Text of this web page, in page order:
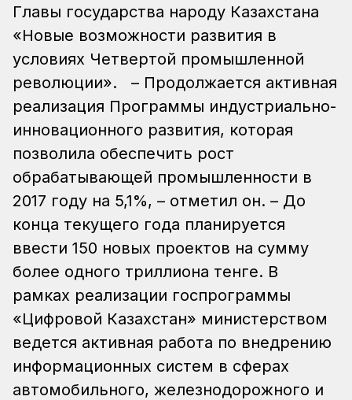
Главы государства народу Казахстана
«Новые возможности развития в
условиях Четвертой промышленной
революции».
– Продолжается активная
реализация Программы индустриально-
инновационного развития, которая
позволила обеспечить рост
обрабатывающей промышленности в
2017 году на 5,1%, – отметил он. – До
конца текущего года планируется
ввести 150 новых проектов на сумму
более одного триллиона тенге. В
рамках реализации госпрограммы
«Цифровой Казахстан» министерством
ведется активная работа по внедрению
информационных систем в сферах
автомобильного, железнодорожного и